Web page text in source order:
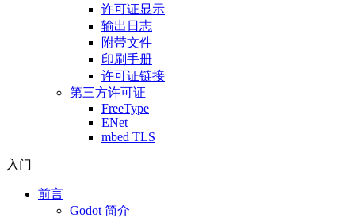
许可证显示
输出日志
附带文件
印刷手册
许可证链接
第三方许可证
FreeType
ENet
mbed TLS
入门
前言
Godot 简介